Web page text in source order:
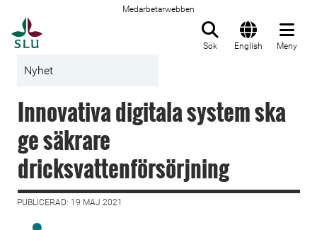
Medarbetarwebben
Sök English Meny
Nyhet
Innovativa digitala system ska
ge säkrare
dricksvattenförsörjning
PUBLICERAD: 19 MAJ 2021